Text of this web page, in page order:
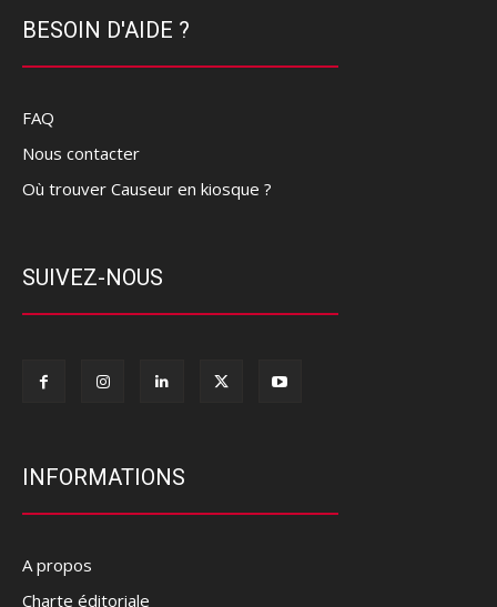
BESOIN D'AIDE ?
FAQ
Nous contacter
Où trouver Causeur en kiosque ?
SUIVEZ-NOUS
INFORMATIONS
A propos
Charte éditoriale